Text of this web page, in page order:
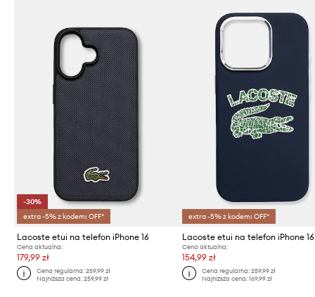
-30%
extra -5% z kodem: OFF*
Lacoste etui na telefon iPhone 16
Cena aktualna:
179,99 zł
Cena regularna:259,99 zł
Najniższa cena:259,99 zł
extra -5% z kodem: OFF*
Cena aktualna:
154,99 zł
Cena regularna: 259,99 zł
Najniższa cena: 169,99 zł